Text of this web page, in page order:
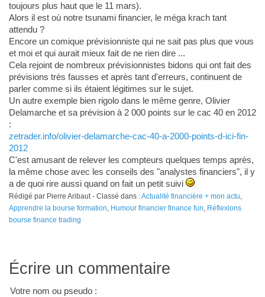
toujours plus haut que le 11 mars).
Alors il est où notre tsunami financier, le méga krach tant
attendu ?
Encore un comique prévisionniste qui ne sait pas plus que vous
et moi et qui aurait mieux fait de ne rien dire ...
Cela rejoint de nombreux prévisionnistes bidons qui ont fait des
prévisions très fausses et après tant d'erreurs, continuent de
parler comme si ils étaient légitimes sur le sujet.
Un autre exemple bien rigolo dans le même genre, Olivier
Delamarche et sa prévision à 2 000 points sur le cac 40 en 2012
:
zetrader.info/olivier-delamarche-cac-40-a-2000-points-d-ici-fin-
2012
C'est amusant de relever les compteurs quelques temps après,
la même chose avec les conseils des "analystes financiers", il y
a de quoi rire aussi quand on fait un petit suivi
Rédigé par Pierre Aribaut - Classé dans :Actualité financière + mon actu,
Apprendre la bourse formation, Humour financier finance fun, Réflexions
bourse finance trading
Écrire un commentaire
Votre nom ou pseudo :